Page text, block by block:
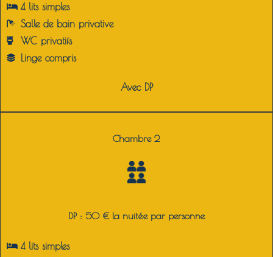
4 lits simples
Salle de bain privative
WC privatifs
Linge compris
Avec DP
Chambre 2
DP : 50 € la nuitée par personne
4 lits simples